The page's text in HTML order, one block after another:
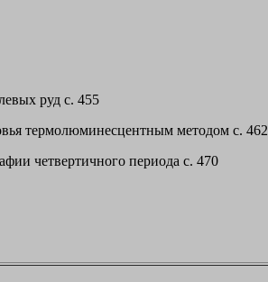
руд с. 455
термолюминесцентным методом с. 462
четвертичного периода с. 470